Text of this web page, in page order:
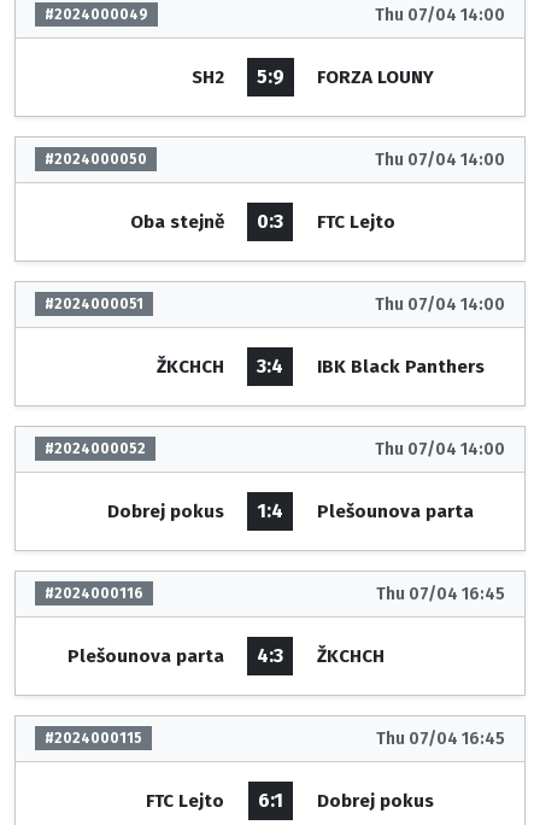
#2024000049 Thu 07/04 14:00
SH2 5:9 FORZA LOUNY
#2024000050 Thu 07/04 14:00
Oba stejně 0:3 FTC Lejto
#2024000051 Thu 07/04 14:00
ŽKCHCH 3:4 IBK Black Panthers
#2024000052 Thu 07/04 14:00
Dobrej pokus 1:4 Plešounova parta
#2024000116 Thu 07/04 16:45
Plešounova parta 4:3 ŽKCHCH
#2024000115 Thu 07/04 16:45
FTC Lejto 6:1 Dobrej pokus